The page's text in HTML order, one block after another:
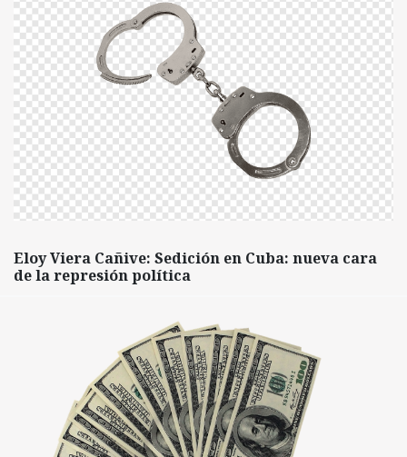
Eloy Viera Cañive: Sedición en Cuba: nueva cara
de la represión política